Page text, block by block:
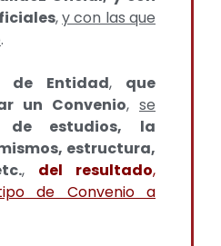
,y con las que
.
de Entidad, que
un Convenio, se
de estudios, la
estructura,
, del resultado,
de Convenio a